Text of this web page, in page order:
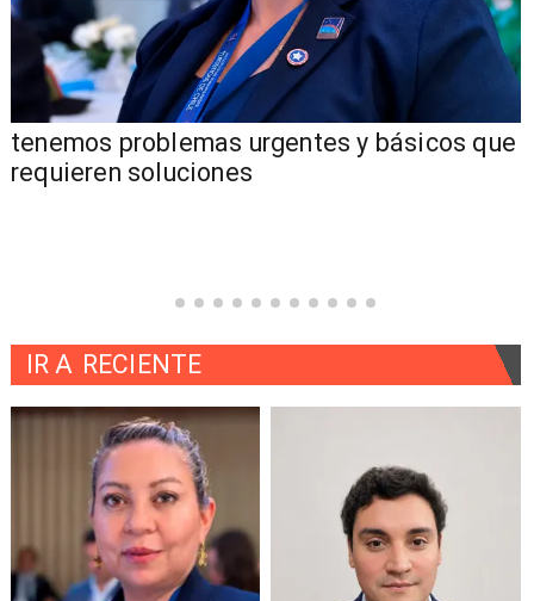
tenemos problemas urgentes y básicos que
requieren soluciones
IR A RECIENTE